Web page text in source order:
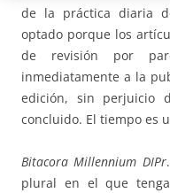
de la práctica diaria
optado porque los
de revisión por
inmediatamente a la
edición, sin perjuicio
concluido. El tiempo es
Bitacora Millennium DIPr
plural en el que